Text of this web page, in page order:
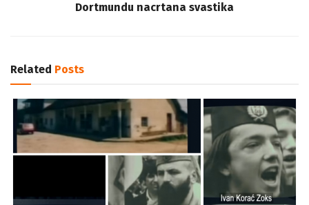
Dortmundu nacrtana svastika
Related Posts